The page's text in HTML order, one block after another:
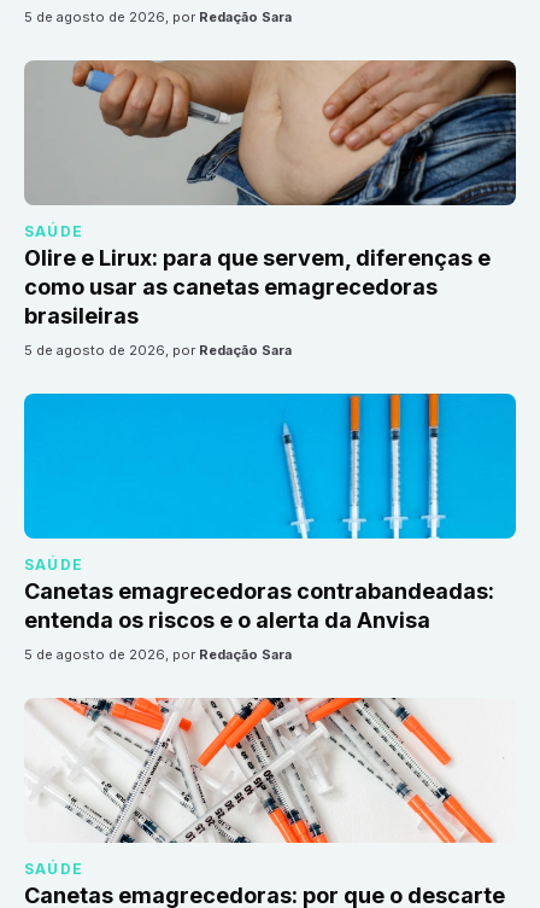
5 de agosto de 2026, por Redação Sara
SAÚDE
Olire e Lirux: para que servem, diferenças e
como usar as canetas emagrecedoras
brasileiras
5 de agosto de 2026, por Redação Sara
SAÚDE
Canetas emagrecedoras contrabandeadas:
entenda os riscos e o alerta da Anvisa
5 de agosto de 2026, por Redação Sara
SAÚDE
Canetas emagrecedoras: por que o descarte